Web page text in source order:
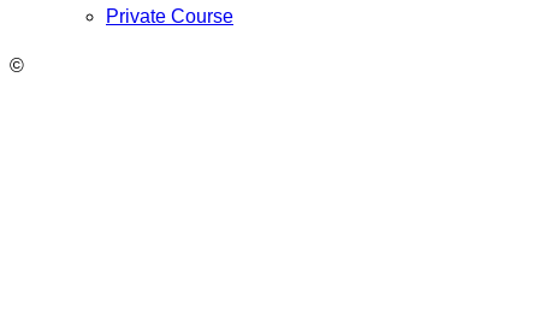
Private Course
©